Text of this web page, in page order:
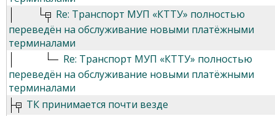
Re: Транспорт МУП «КТТУ» полностью
переведён на обслуживание новыми платёжными
терминалами
Re: Транспорт МУП «КТТУ» полностью
переведён на обслуживание новыми платёжными
терминалами
ТК принимается почти везде